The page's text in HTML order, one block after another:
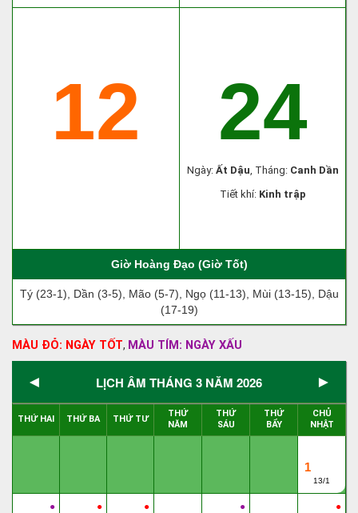
12 24
Ngày: Ất Dậu, Tháng: Canh Dần
Tiết khí: Kinh trập
Giờ Hoàng Đạo (Giờ Tốt)
Tý (23-1), Dần (3-5), Mão (5-7), Ngọ (11-13), Mùi (13-15), Dậu
(17-19)
MÀU ĐỎ: NGÀY TỐT, MÀU TÍM: NGÀY XẤU
◄ LỊCH ÂM THÁNG 3 NĂM 2026 ►
THỨ HAI THỨ BA THỨ TƯ
THỨ
NĂM
THỨ
SÁU
THỨ
BẨY
CHỦ
NHẬT
1
13/1
● ● ● ● ●